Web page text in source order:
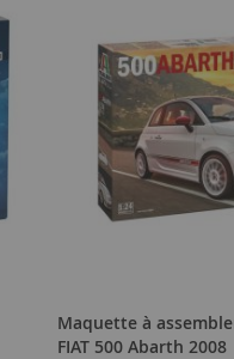
Maquette à
FIAT 500 Abarth 2008